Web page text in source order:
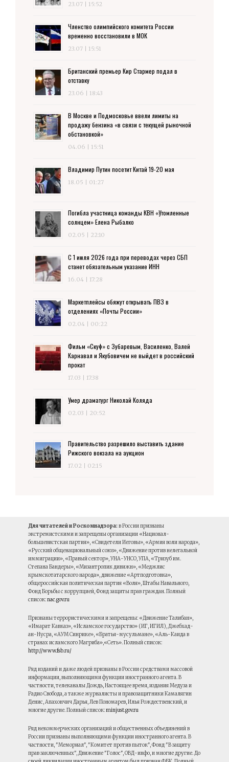
23.07 | 15:52
Членство олимпийского комитета России
временно восстановили в МОК
23.07 | 15:51
Британский премьер Кир Стармер подал в
отставку
23.06 | 18:43
В Москве и Подмосковье ввели лимиты на
продажу бензина «в связи с текущей рыночной
обстановкой»
04.06 | 15:51
Владимир Путин посетит Китай 19-20 мая
18.05 | 01:27
Погибла участница команды КВН «Утомленные
солнцем» Елена Рыбалко
02.05 | 22:10
С 1 июля 2026 года при переводах через СБП
станет обязательным указание ИНН
16.04 | 17:28
Маркетплейсы обяжут открывать ПВЗ в
отделениях «Почты России»
02.04 | 00:22
Фильм «Скуф» с Зубаревым, Василенко, Валей
Карнавал и Якубовичем не выйдет в российский
прокат
17.03 | 17:38
Умер драматург Николай Коляда
02.03 | 20:52
Правительство разрешило выставить здание
Рижского вокзала на аукцион
17.02 | 02:15
Для читателей и Роскомнадзора: в России признаны
экстремистскими и запрещены организации «Национал-
большевистская партия», «Свидетели Иеговы», «Армия воли народа»,
«Русский общенациональный союз», «Движение против нелегальной
иммиграции», «Правый сектор», УНА-УНСО, УПА, «Тризуб им.
Степана Бандеры», «Мизантропик дивижн», «Меджлис
крымскотатарского народа», движение «Артподготовка»,
общероссийская политическая партия «Воля», Штабы Навального,
Фонд Борьбы с коррупцией, Фонд защиты прав граждан. Полный
список:nac.gov.ru
Признаны террористическими и запрещены: «Движение Талибан»,
«Имарат Кавказ», «Исламское государство» (ИГ, ИГИЛ), Джебхад-
ан-Нусра, «АУМ Синрике», «Братья-мусульмане», «Аль-Каида в
странах исламского Магриба»,«Сеть». Полный список:
http://www.fsb.ru/
Ряд изданий и даже людей признаны в России средствами массовой
информации, выполняющими функции иностранного агента. В
частности, телеканалы Дождь, Настоящее время, издания Медуза и
Радио Свобода, а также журналисты и правозащитники Камалягин
Денис, Апахончич Дарья, Лев Пономарев, Илья Рождественский, и
многие другие. Полный список:minjust.gov.ru
Ряд некоммерческих организаций и общественных объединений в
России признаны выполняющими функции иностранного агента. В
частности, "Мемориал", "Комитет против пыток", Фонд "В защиту
прав заключенных", Движение "Голос", ОВД-инфо, и многие другие. До